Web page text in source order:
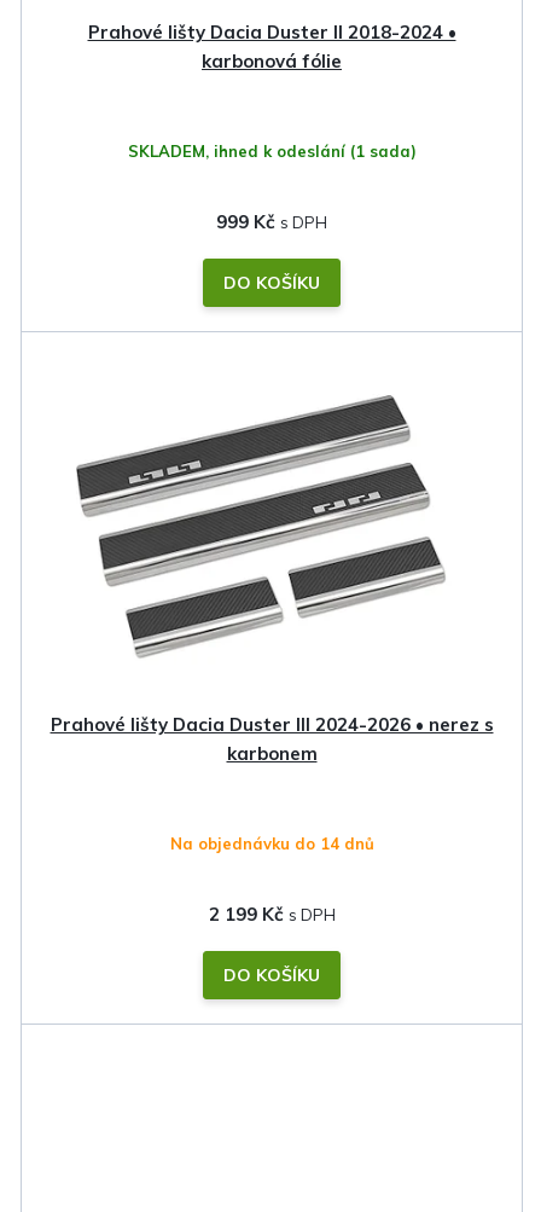
Prahové lišty Dacia Duster II 2018-2024 •
karbonová fólie
SKLADEM, ihned k odeslání (1 sada)
999 Kč
DO KOŠÍKU
Prahové lišty Dacia Duster III 2024-2026 • nerez s
karbonem
Na objednávku do 14 dnů
2 199 Kč
DO KOŠÍKU